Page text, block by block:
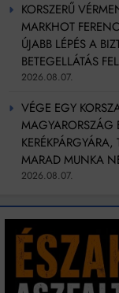
KORSZERŰ
MARKHOT
ÚJABB LÉPÉS A
BETEGELLÁTÁS
2026.08.07.
VÉGE EGY
MAGYARORSZÁG
MARAD MUNKA
2026.08.07.